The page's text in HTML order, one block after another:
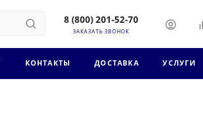
8 (800) 201-52-70
ЗАКАЗАТЬ ЗВОНОК
КОНТАКТЫ ДОСТАВКА УСЛУГИ